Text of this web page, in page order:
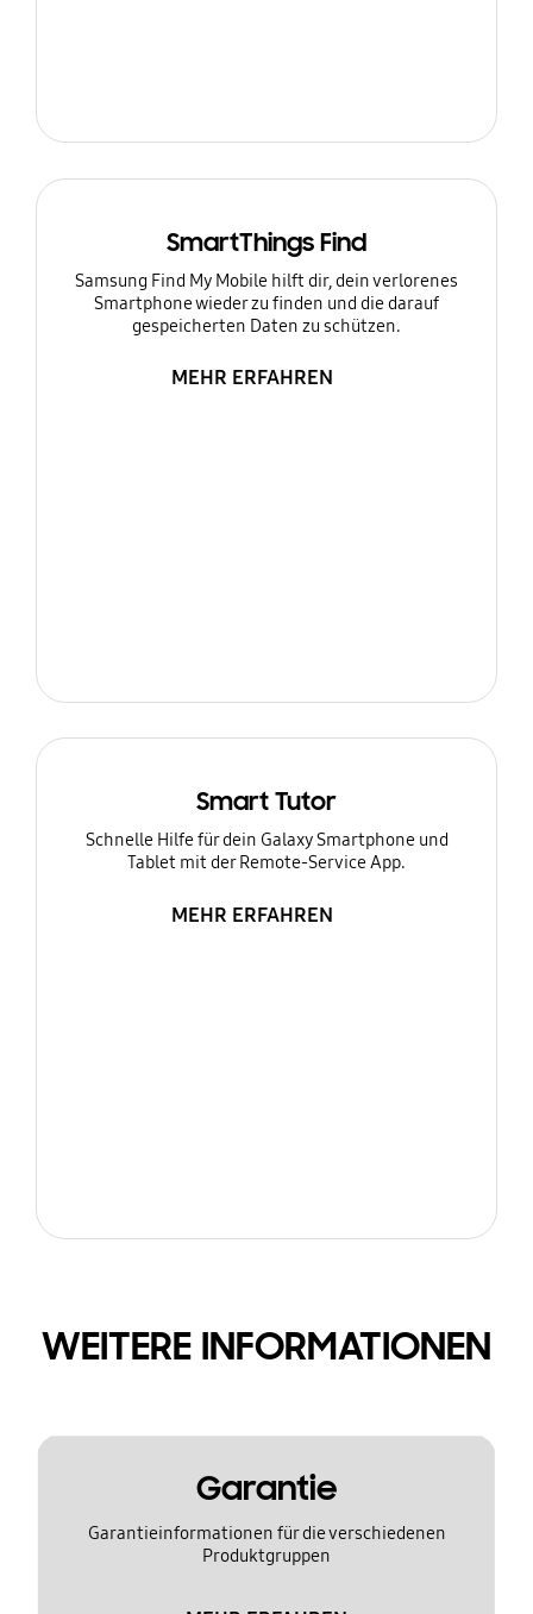
SmartThings Find
Samsung Find My Mobile hilft dir, dein verlorenes
Smartphone wieder zu finden und die darauf
gespeicherten Daten zu schützen.
MEHR ERFAHREN
Smart Tutor
Schnelle Hilfe für dein Galaxy Smartphone und
Tablet mit der Remote-Service App.
MEHR ERFAHREN
WEITERE INFORMATIONEN
Garantie
Garantieinformationen für die verschiedenen
Produktgruppen